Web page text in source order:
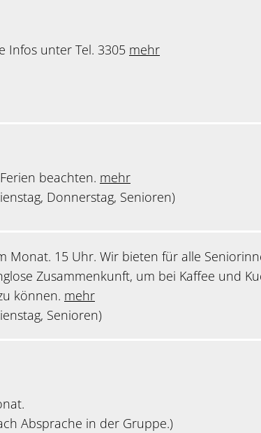
Infos unter Tel. 3305 mehr
beachten. mehr
Donnerstag, Senioren)
Monat. 15 Uhr. Wir bieten für alle
Zusammenkunft, um bei Kaffee und
können. mehr
Senioren)
Absprache in der Gruppe.)